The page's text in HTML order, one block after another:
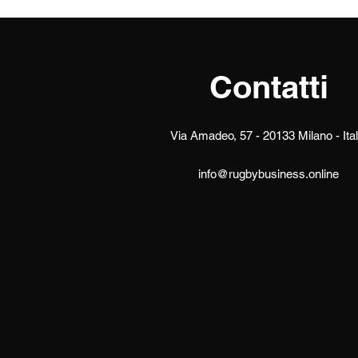
Contatti
Via Amadeo, 57 - 20133 Milano -
info@rugbybusiness.online